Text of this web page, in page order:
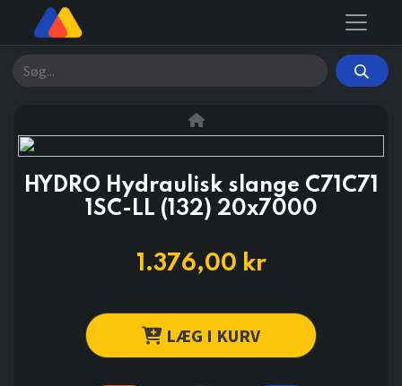
Søg
HYDRO Hydraulisk slange C71C71
1SC-LL (132) 20x7000
1.376,00 kr
LÆG I KURV